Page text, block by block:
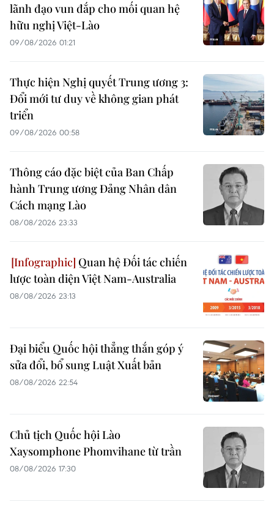
lãnh đạo vun đắp cho mối quan hệ
hữu nghị Việt-Lào
09/08/2026 01:21
Thực hiện Nghị quyết Trung ương 3:
Đổi mới tư duy về không gian phát
triển
09/08/2026 00:58
Thông cáo đặc biệt của Ban Chấp
hành Trung ương Đảng Nhân dân
Cách mạng Lào
08/08/2026 23:33
Quan hệ Đối tác chiến
lược toàn diện Việt Nam-Australia
08/08/2026 23:13
Đại biểu Quốc hội thẳng thắn góp ý
sửa đổi, bổ sung Luật Xuất bản
08/08/2026 22:54
Chủ tịch Quốc hội Lào
Xaysomphone Phomvihane từ trần
08/08/2026 17:30